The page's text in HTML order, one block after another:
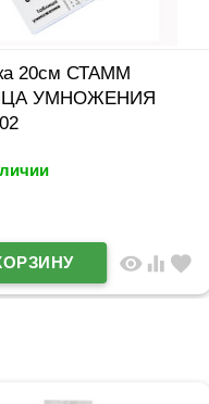
20см СТАММ
УМНОЖЕНИЯ
visibility equalizer favorite